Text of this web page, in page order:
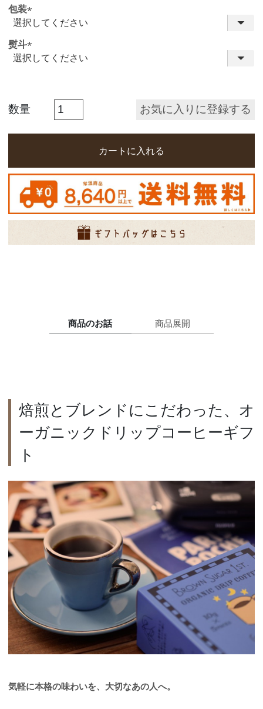
)
包装
(
必
須
熨斗
(
)
お気に入りに登録する
カートに入れる
商品のお話 商品展開
焙煎とブレンドにこだわった、オ
ーガニックドリップコーヒーギフ
ト
気軽に本格の味わいを、大切なあの人へ。